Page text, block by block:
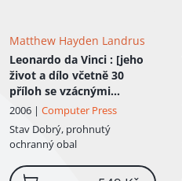
Matthew Hayden Landrus
Leonardo da Vinci : [jeho
život a dílo včetně 30
příloh se vzácnými
faksimiliemi]
2006 | Computer Press
Stav Dobrý, prohnutý
ochranný obal